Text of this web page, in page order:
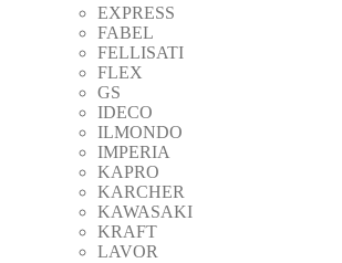
EXPRESS
FABEL
FELLISATI
FLEX
GS
IDECO
ILMONDO
IMPERIA
KAPRO
KARCHER
KAWASAKI
KRAFT
LAVOR